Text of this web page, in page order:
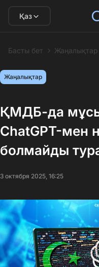
Қаз
Басты бет Жаңалықтар
Жаңалықтар
ҚМДБ-да
ChatGPT-мен
болмайды
3 октября 2025, 16:25